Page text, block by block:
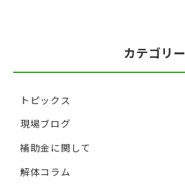
カテゴリー
トピックス
現場ブログ
補助金に関して
解体コラム